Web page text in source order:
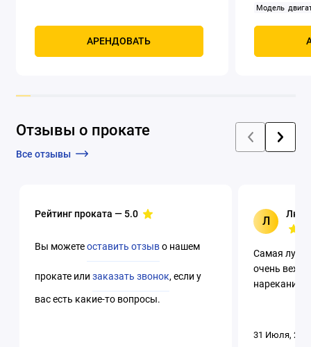
АРЕНДОВАТЬ
Модель
Мощность,
Отзывы о прокате
Все отзывы
Рейтинг проката — 5.0
Вы можетеоставить отзыво нашем
прокате илизаказать звонок, если у
вас есть какие-то вопросы.
Л
Самая
очень
нареканий.
31 Июля,